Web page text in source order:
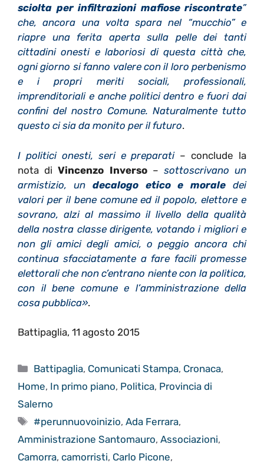
sciolta per infiltrazioni mafiose riscontrate”
che, ancora una volta spara nel “mucchio” e
riapre una ferita aperta sulla pelle dei tanti
cittadini onesti e laboriosi di questa città che,
ogni giorno si fanno valere con il loro perbenismo
e i propri meriti sociali, professionali,
imprenditoriali e anche politici dentro e fuori dai
confini del nostro Comune. Naturalmente tutto
questo ci sia da monito per il futuro.
I politici onesti, seri e preparati– conclude la
nota diVincenzo Inverso– sottoscrivano un
armistizio, un decalogo etico e morale dei
valori per il bene comune ed il popolo, elettore e
sovrano, alzi al massimo il livello della qualità
della nostra classe dirigente, votando i migliori e
non gli amici degli amici, o peggio ancora chi
continua sfacciatamente a fare facili promesse
elettorali che non c’entrano niente con la politica,
con il bene comune e l’amministrazione della
cosa pubblica».
Battipaglia, 11 agosto 2015
Categorie
Battipaglia, Comunicati Stampa, Cronaca,
Home, In primo piano, Politica, Provincia di
Salerno
Tag
‪#‎perunnuovoinizio‬,Ada Ferrara,
Amministrazione Santomauro, Associazioni,
Camorra, camorristi, Carlo Picone,